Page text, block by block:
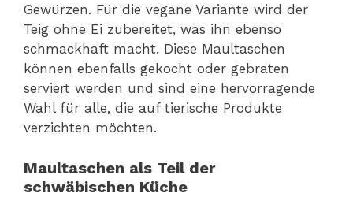
Gewürzen. Für die vegane Variante wird der
Teig ohne Ei zubereitet, was ihn ebenso
schmackhaft macht. Diese Maultaschen
können ebenfalls gekocht oder gebraten
serviert werden und sind eine hervorragende
Wahl für alle, die auf tierische Produkte
verzichten möchten.
Maultaschen als Teil der
schwäbischen Küche